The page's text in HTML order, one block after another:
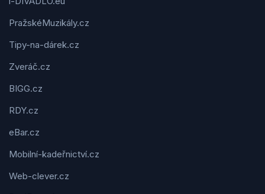
PražskéMuzikály.cz
Tipy-na-dárek.cz
Zveráč.cz
BIGG.cz
RDY.cz
eBar.cz
Mobilní-kadeřnictví.cz
Web-clever.cz